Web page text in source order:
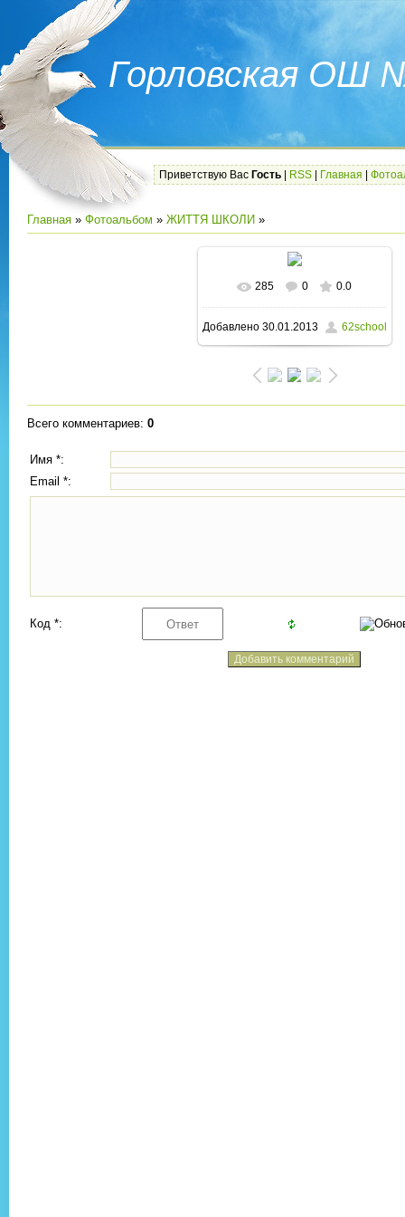
Горловская ОШ
Приветствую Вас Гость RSS Главная
Главная » Фотоальбом » ЖИТТЯ ШКОЛИ »
В реальном размере
1600x1200/ 204.8Kb
285 0 0.0
Добавлено30.01.2013 62school
Всего комментариев: 0
Имя *:
Email *:
Код *: